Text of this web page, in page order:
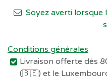
Soyez averti lorsque
Conditions générales
Livraison offerte dès
(🇧🇪) et le